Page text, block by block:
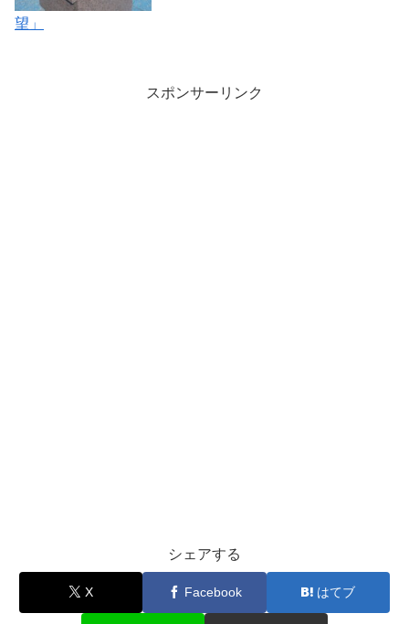
望」
スポンサーリンク
シェアする
X Facebook はてブ